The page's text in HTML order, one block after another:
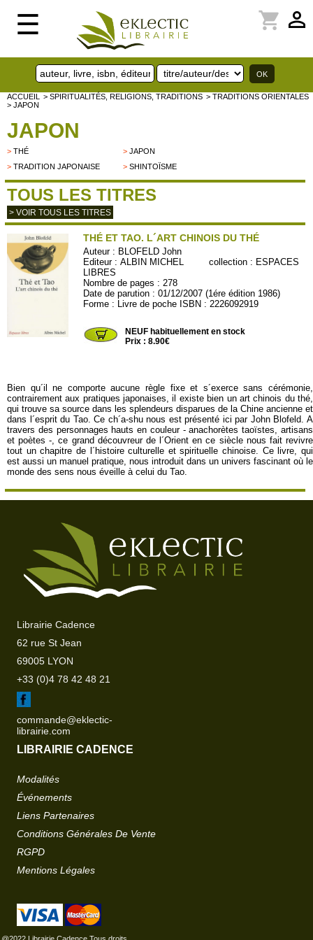
☰ perm_identity
shopping_cart
ACCUEIL > SPIRITUALITÉS, RELIGIONS, TRADITIONS > TRADITIONS ORIENTALES
> JAPON
JAPON
> THÉ >JAPON
> TRADITION JAPONAISE >SHINTOÏSME
TOUS LES TITRES
> VOIR TOUS LES TITRES
THÉ ET TAO. L´ART CHINOIS DU THÉ
Auteur : BLOFELD John
Editeur :ALBIN MICHEL collection : ESPACES
LIBRES
Nombre de pages : 278
Date de parution : 01/12/2007 (1ére édition 1986)
Forme : Livre de poche ISBN : 2226092919
NEUF habituellement en stock
Prix : 8.90€
Bien qu´il ne comporte aucune règle fixe et s´exerce sans cérémonie,
contrairement aux pratiques japonaises, il existe bien un art chinois du thé,
qui trouve sa source dans les splendeurs disparues de la Chine ancienne et
dans l´esprit du Tao. Ce ch´a-shu nous est présenté ici par John Blofeld. A
travers des personnages hauts en couleur - anachorètes taoïstes, artisans
et poètes -, ce grand découvreur de l´Orient en ce siècle nous fait revivre
tout un chapitre de l´histoire culturelle et spirituelle chinoise. Ce livre, qui
est aussi un manuel pratique, nous introduit dans un univers fascinant où le
monde des sens nous éveille à celui du Tao.
Librairie Cadence
62 rue St Jean
69005 LYON
+33 (0)4 78 42 48 21
commande@eklectic-
librairie.com
LIBRAIRIE CADENCE
Modalités
Événements
Liens Partenaires
Conditions Générales De Vente
RGPD
Mentions Légales